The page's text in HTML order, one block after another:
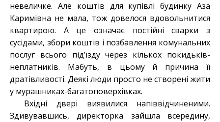
невеличке. Але коштів для купівлі будинку Аза
Каримівна не мала, тож довелося вдовольнитися
квартирою. А це означає постійні сварки з
сусідами, збори коштів і позбавлення комунальних
послуг всього під’їзду через кількох покидьків-
неплатників. Мабуть, в цьому й причина її
дратівливості. Деякі люди просто не створені жити
у мурашниках-багатоповерхівках.
Вхідні двері виявилися напіввідчиненими.
Здивувавшись, директорка зайшла всередину,